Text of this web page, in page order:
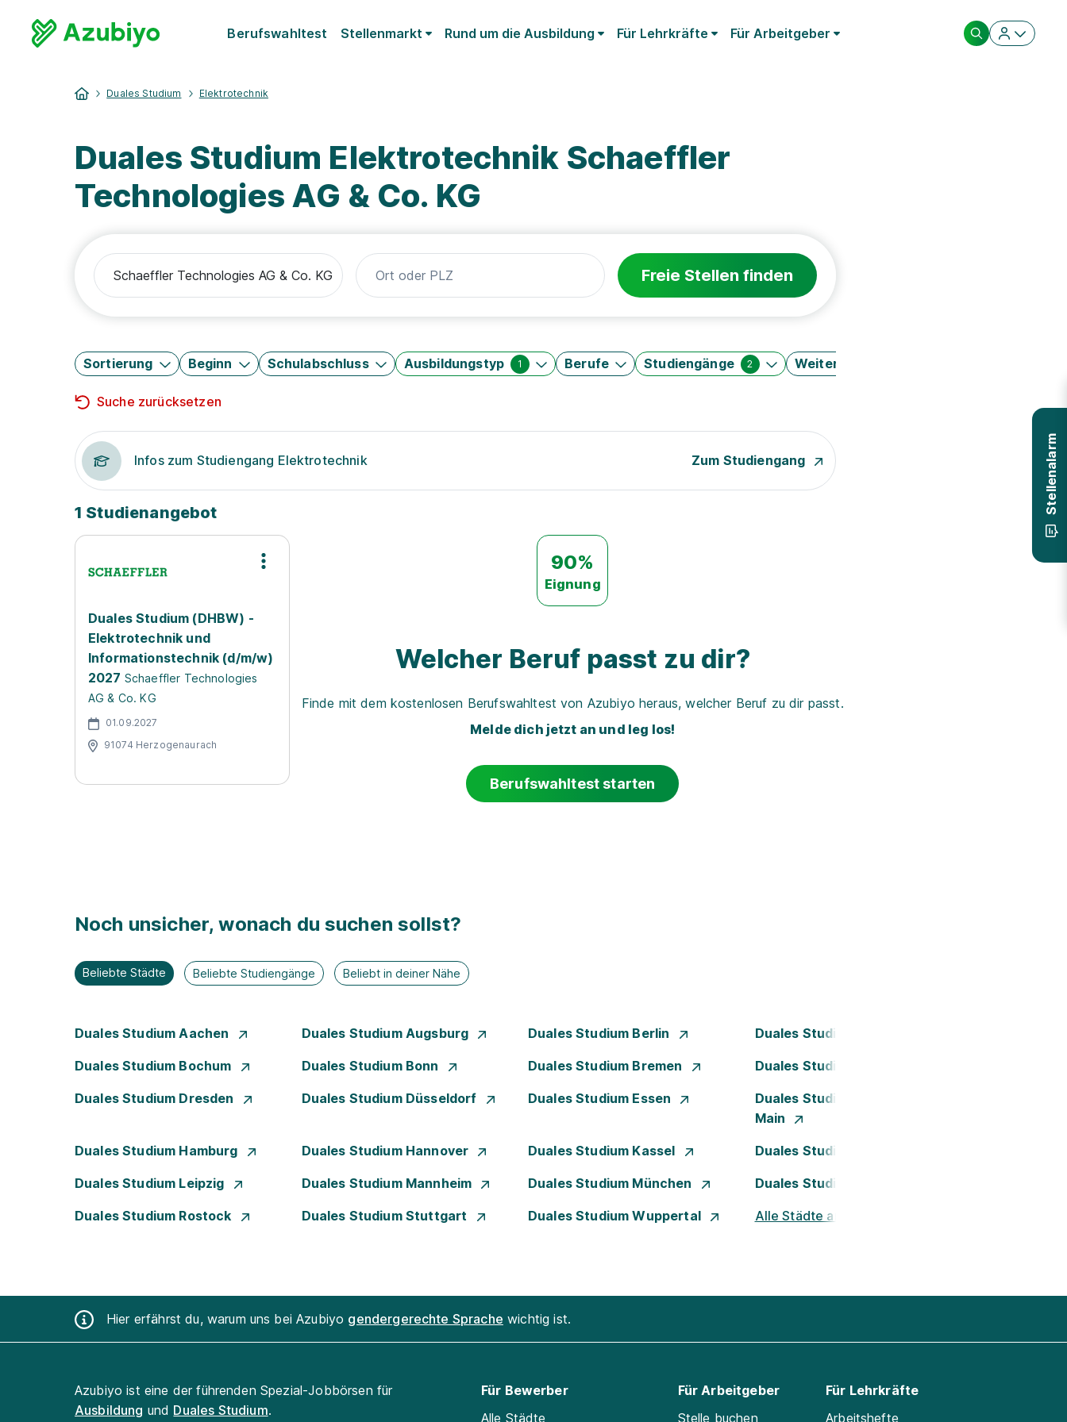
Berufswahltest Stellenmarkt Rund um die Ausbildung Für Lehrkräfte Für Arbeitgeber
Duales Studium Elektrotechnik
Duales Studium Elektrotechnik Schaeffler
Technologies AG & Co. KG
Freie Stellen finden
Sortierung Beginn Schulabschluss Ausbildungstyp 1 Berufe Studiengänge 2 Weitere Filter
Suche zurücksetzen
Infos zum Studiengang Elektrotechnik Zum Studiengang
1 Studienangebot
Duales Studium (DHBW) -
Elektrotechnik und
Informationstechnik (d/m/w)
2027 Schaeffler Technologies
AG & Co. KG
01.09.2027
91074 Herzogenaurach
Stellenalarm
90%
Eignung
Welcher Beruf passt zu dir?
Finde mit dem kostenlosen Berufswahltest von Azubiyo heraus, welcher Beruf zu dir passt.
Melde dich jetzt an und leg los!
Berufswahltest starten
Noch unsicher, wonach du suchen sollst?
Beliebte Städte Beliebte Studiengänge Beliebt in deiner Nähe
Duales Studium Aachen Duales Studium Augsburg Duales Studium Berlin Duales Studium Bielefeld
Duales Studium Bochum Duales Studium Bonn Duales Studium Bremen Duales Studium Dortmund
Duales Studium Dresden Duales Studium Düsseldorf Duales Studium Essen
Duales Studium Frankfurt am
Main
Duales Studium Hamburg Duales Studium Hannover Duales Studium Kassel Duales Studium Köln
Duales Studium Leipzig Duales Studium Mannheim Duales Studium München Duales Studium Nürnberg
Duales Studium Rostock Duales Studium Stuttgart Duales Studium Wuppertal Alle Städte ansehen
Hier erfährst du, warum uns bei Azubiyo gendergerechte Sprache wichtig ist.
Azubiyo ist eine der führenden Spezial-Jobbörsen für
Ausbildung und Duales Studium.
Für Bewerber
Alle Städte
Für Arbeitgeber
Stelle buchen
Für Lehrkräfte
Arbeitshefte